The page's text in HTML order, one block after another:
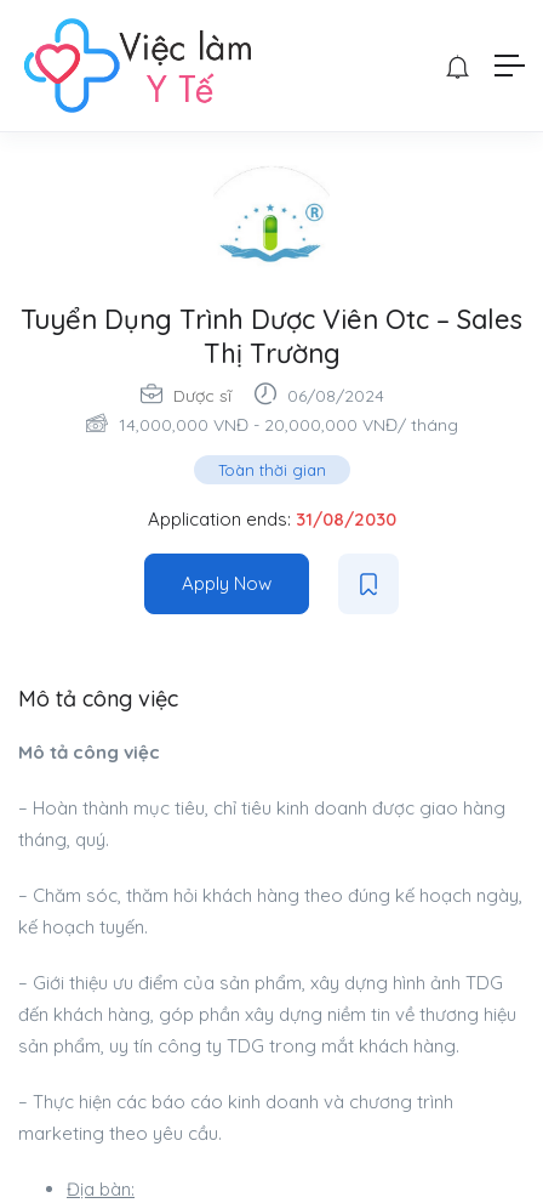
Tuyển Dụng Trình Dược Viên Otc – Sales
Thị Trường
Dược sĩ
06/08/2024
14,000,000 VNĐ- 20,000,000 VNĐ/ tháng
Toàn thời gian
Application ends: 31/08/2030
Apply Now
Mô tả công việc
Mô tả công việc
– Hoàn thành mục tiêu, chỉ tiêu kinh doanh được giao hàng
tháng, quý.
– Chăm sóc, thăm hỏi khách hàng theo đúng kế hoạch ngày,
kế hoạch tuyến.
– Giới thiệu ưu điểm của sản phẩm, xây dựng hình ảnh TDG
đến khách hàng, góp phần xây dựng niềm tin về thương hiệu
sản phẩm, uy tín công ty TDG trong mắt khách hàng.
– Thực hiện các báo cáo kinh doanh và chương trình
marketing theo yêu cầu.
Địa bàn: